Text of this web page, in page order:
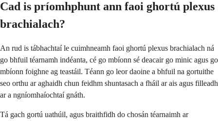
Cad is príomhphunt ann faoi ghortú plexus
brachialach?
An rud is tábhachtaí le cuimhneamh faoi ghortú plexus brachialach ná
go bhfuil téarnamh indéanta, cé go mbíonn sé deacair go minic agus go
mbíonn foighne ag teastáil. Téann go leor daoine a bhfuil na gortuithe
seo orthu ar aghaidh chun feidhm shuntasach a fháil ar ais agus filleadh
ar a ngníomhaíochtaí gnáth.
Tá gach gortú uathúil, agus braithfidh do chosán téarnaimh ar